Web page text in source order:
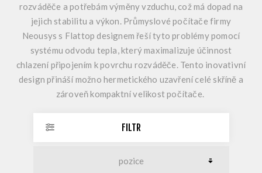
rozváděče a potřebám výměny vzduchu, což má dopad na
jejich stabilitu a výkon. Průmyslové počítače firmy
Neousys s Flattop designem řeší tyto problémy pomocí
systému odvodu tepla, který maximalizuje účinnost
chlazení připojením k povrchu rozváděče. Tento inovativní
design přináší možno hermetického uzavření celé skříně a
zároveň kompaktní velikost počítače.
FILTR